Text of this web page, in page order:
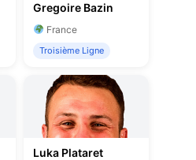
Gregoire Bazin
France
Troisième Ligne
Luka Plataret